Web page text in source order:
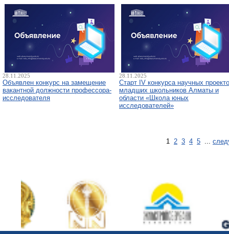
28.11.2025
Объявлен конкурс на замещение
вакантной должности профессора-
исследователя
28.11.2025
Старт IV конкурса научных
младших школьников Алматы и
области «Школа юных
исследователей»
1 2 3 4 5 ...